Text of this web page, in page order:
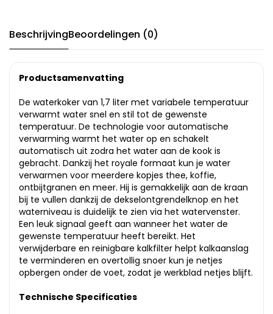
BeschrijvingBeoordelingen (0)
Productsamenvatting
De waterkoker van 1,7 liter met variabele temperatuur
verwarmt water snel en stil tot de gewenste
temperatuur. De technologie voor automatische
verwarming warmt het water op en schakelt
automatisch uit zodra het water aan de kook is
gebracht. Dankzij het royale formaat kun je water
verwarmen voor meerdere kopjes thee, koffie,
ontbijtgranen en meer. Hij is gemakkelijk aan de kraan
bij te vullen dankzij de dekselontgrendelknop en het
waterniveau is duidelijk te zien via het watervenster.
Een leuk signaal geeft aan wanneer het water de
gewenste temperatuur heeft bereikt. Het
verwijderbare en reinigbare kalkfilter helpt kalkaanslag
te verminderen en overtollig snoer kun je netjes
opbergen onder de voet, zodat je werkblad netjes blijft.
Technische Specificaties